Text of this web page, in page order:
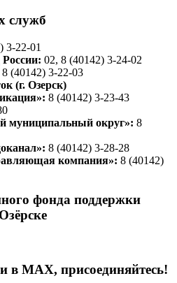
служб
3-22-01
02, 8 (40142) 3-24-02
8 (40142) 3-22-03
(г. Озерск)
8 (40142) 3-23-43
округ»: 8
8 (40142) 3-28-28
компания»: 8 (40142)
фонда поддержки
в МАХ, присоединяйтесь!